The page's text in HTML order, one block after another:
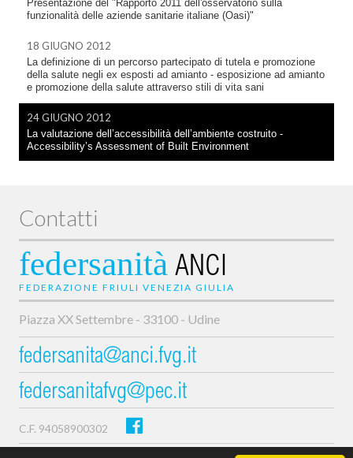
Presentazione del "Rapporto 2011 dell'osservatorio sulla
funzionalità delle aziende sanitarie italiane (Oasi)"
18 GIUGNO 2012
La definizione di un percorso partecipato di tutela e promozione
della salute negli ex esposti ad amianto - esposizione ad amianto
e promozione della salute attraverso stili di vita sani
24 GIUGNO 2012
La valutazione dell’accessibilità dell’ambiente costruito -
Accessibility’s Assessment of Built Environment
Contatti
federsanità ANCI
FEDERAZIONE FRIULI VENEZIA GIULIA
Piazza XX Settembre - 33100 - Udine
federsanita@anci.fvg.it
federsanitafvg@pec.it
C.F. 94058900302